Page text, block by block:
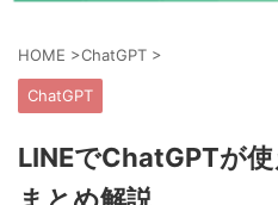
HOME >ChatGPT >
ChatGPT
LINEでChatGPTが